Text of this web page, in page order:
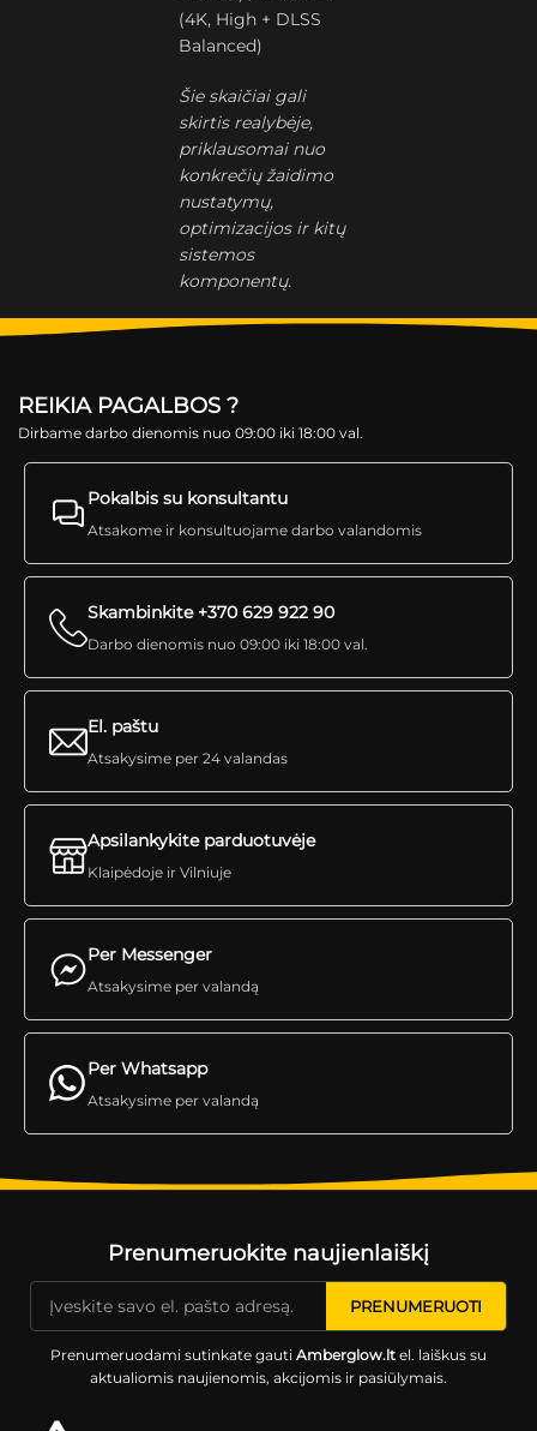
(4K, High + DLSS
Balanced)
Šie skaičiai gali
skirtis realybėje,
priklausomai nuo
konkrečių žaidimo
nustatymų,
optimizacijos ir kitų
sistemos
komponentų.
REIKIA PAGALBOS ?
Dirbame darbo dienomis nuo 09:00 iki 18:00 val.
Pokalbis su konsultantu
Atsakome ir konsultuojame darbo valandomis
Skambinkite +370 629 922 90
Darbo dienomis nuo 09:00 iki 18:00 val.
Per Messenger
Atsakysime per valandą
El. paštu
Atsakysime per 24 valandas
Apsilankykite parduotuvėje
Klaipėdoje ir Vilniuje
Per Whatsapp
Atsakysime per valandą
Prenumeruokite naujienlaiškį
Prenumeruodami sutinkate gauti Amberglow.ltel. laiškus su
aktualiomis naujienomis, akcijomis ir pasiūlymais.